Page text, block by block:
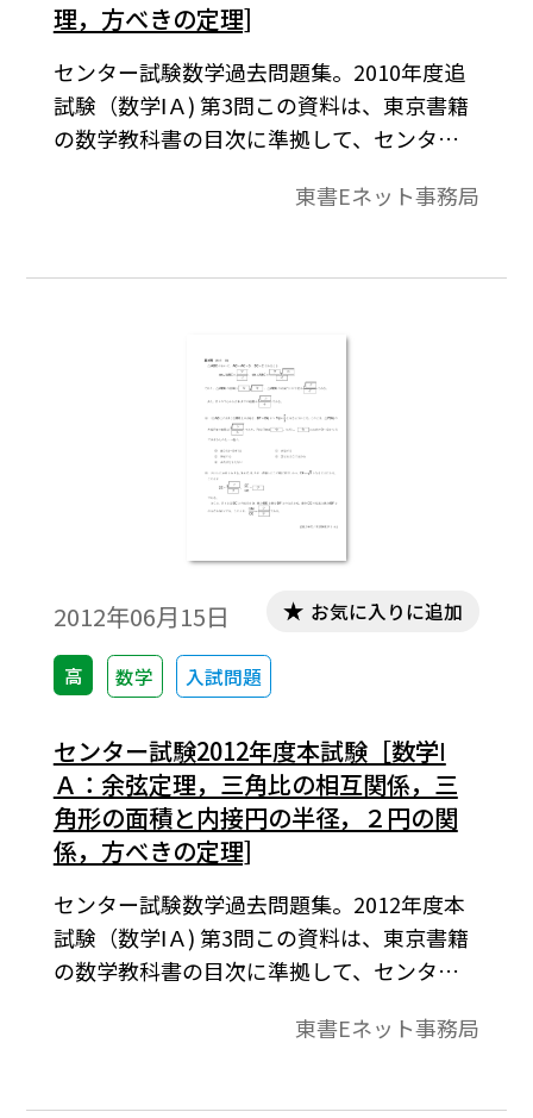
理，方べきの定理]
センター試験数学過去問題集。2010年度追
試験（数学ⅠＡ) 第3問この資料は、東京書籍
の数学教科書の目次に準拠して、センター
と解答で構成されています。東書Eネット事務局
2012年06月15日
高 数学 入試問題
お気に入りに追加
センター試験2012年度本試験［数学Ⅰ
Ａ：余弦定理，三角比の相互関係，三
角形の面積と内接円の半径，２円の関
係，方べきの定理]
センター試験数学過去問題集。2012年度本
試験（数学ⅠＡ) 第3問この資料は、東京書籍
の数学教科書の目次に準拠して、センター
と解答で構成されています。東書Eネット事務局